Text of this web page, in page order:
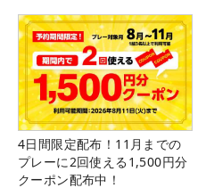
4日間限定配布！11月までの
プレーに2回使える1,500円分
クーポン配布中！